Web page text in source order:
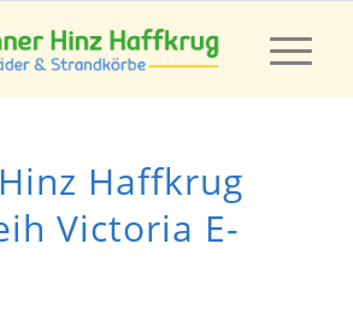
Haffkrug
Victoria E-